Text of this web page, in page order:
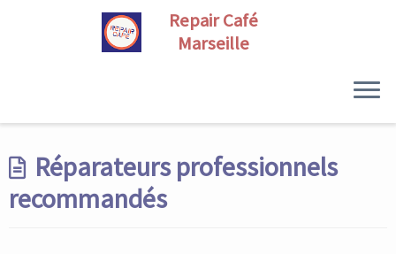
to
contentRéparateurs professionnels
recommandés